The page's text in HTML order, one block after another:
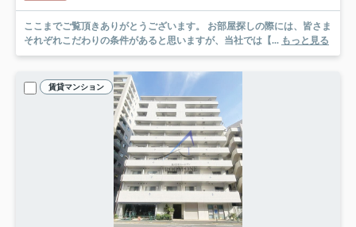
ここまでご覧頂きありがとうございます。 お部屋探しの際には、皆さま
それぞれこだわりの条件があると思いますが、当社では【... もっと見る
賃貸マンション